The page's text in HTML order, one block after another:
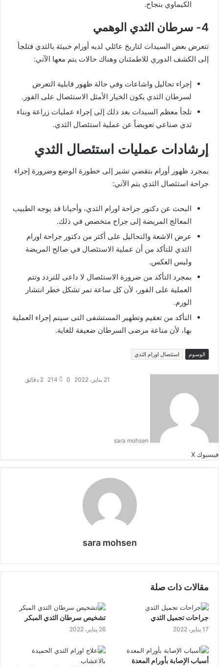
الكيماوي بنجاح.
4- سرطان الثدي الوهمي
تتعرض بعض السيدات لتاريخ عائلي لديه أورام خبيثة بالثدي فتلجأ
إلى الكشف الدوري للاطمئنان وهناك حالات يتم معها الآتي:
إجراء تحاليل واشاعات وفي حالة ظهور قابلية التعرض
لسرطان الثدي يكون الخيار الأمثل الاستئصال على الفور.
تلجأ معظم السيدات بعد ذلك إلى إجراء عمليات زراعة وبناء
ثدي صناعي تعويضاً عن عملية استئصال الثدي.
إرشادات عمليات استئصال الثدي
بمجرد ظهور أورام بتقضي تشير إلى خطورة الوضع وضرورة إجراء
جراحة استئصال الثدي يتم الآتي:
البحث عن دكتور جراحة اورام الثدي، وأحيانا قد يوجه الطبيب
المعالج المريضة إلى جراح متخصص في ذلك.
عرض الاشعة والتحاليل على أكثر من دكتور جراحة اورام
الثدي للتأكد من أن عملية الاستئصال في صالح المريضة
وليس العكس.
بمجرد التأكد من ضرورة الاستئصال لا داعى للتردد وتتم
العملية على الفور، لأن كل ساعة تمر تشكل خطر انتشار
الورم.
التأكد من تعقيم وتطهير المستشفى التى سيتم إجراء العملية
بها، لأن مناعة مرضى السرطان ضعيفة للغاية.
الوسوم استئصال اورام الثدي
sara mohsen
21 يناير، 2022 0
214 2 دقائق
فيسبوك ‫Xلينكدإن
بينتيريست
مشاركة
طباعة
sara mohsen
مقالات ذات صلة
جراحات تجميل الثدي
17 يناير، 2022
تشخيص سرطان الثدي المبكر
26 يناير، 2022
أسباب الإصابة بأورام المعدة